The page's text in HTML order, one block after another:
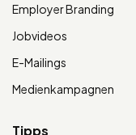
Employer Branding
Jobvideos
E-Mailings
Medienkampagnen
Tipps